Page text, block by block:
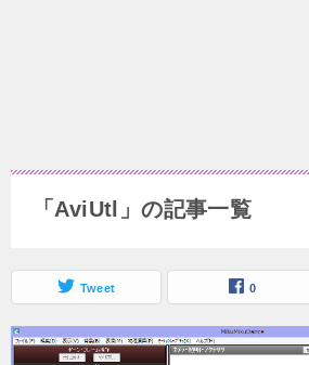
「AviUtl」の記事一覧
Tweet 0